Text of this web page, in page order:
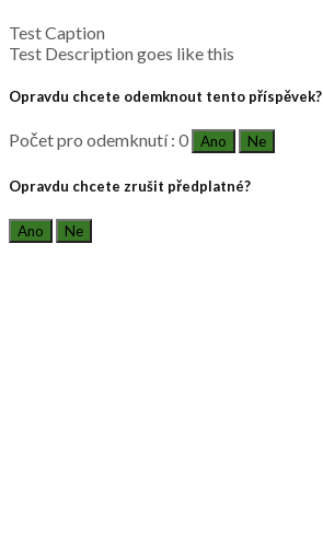
Test Caption
Test Description goes like this
Opravdu chcete odemknout tento příspěvek?
Počet pro odemknutí : 0 Ano Ne
Opravdu chcete zrušit předplatné?
Ano Ne